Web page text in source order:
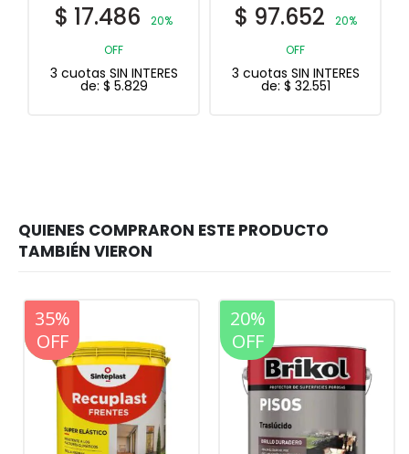
$97.652
20%
OFF
3 cuotas SIN INTERES
de: $32.551
$ 25.674
35%
OFF
3 cuotas SIN INTERES
de:$ 8.558
20%
OFF
35%
OFF
20%
OFF